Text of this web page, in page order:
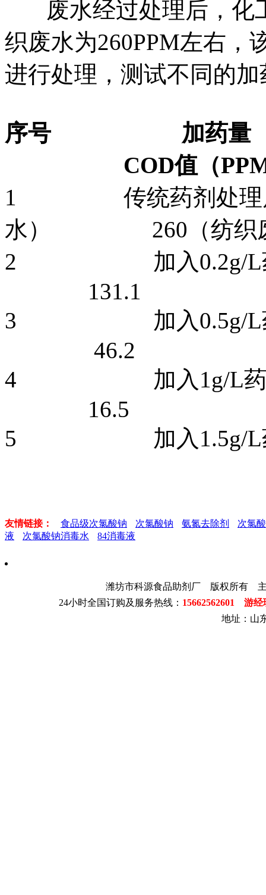
废水经过处理后，化
织废水为260PPM左右，
进行处理，测试不同的
序号 加药量
COD值（PPM
1 传统药剂处理
水） 260（纺织
2 加入
131.1
3 加入
46.2
4 加入
16.5
5 加入1.5g/
友情链接： 食品级次氯酸钠 次氯酸钠 氨氮去除剂
次氯
液
次氯酸钠消毒水 84消毒液
潍坊市科源食品助剂厂 版权所有
24小时全国订购及服务热线： 15662562601 游
地址：山